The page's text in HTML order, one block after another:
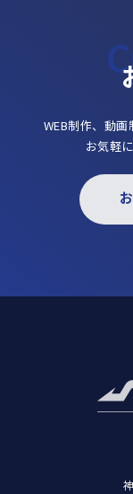
WEB制作、動
お気軽